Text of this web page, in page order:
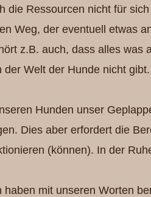
die Ressourcen nicht für
Weg, der eventuell etwas
z.B. auch, dass alles was
der Welt der Hunde nicht gibt.
Hunden unser
Dies aber erfordert die
(können). In der
haben mit unseren Worten